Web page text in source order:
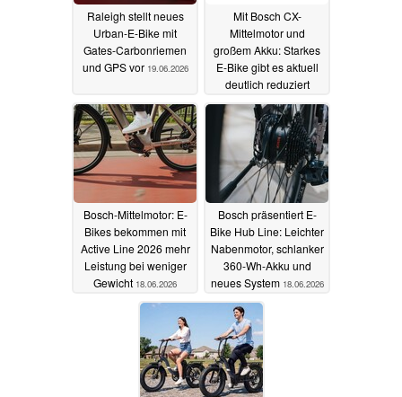
Raleigh stellt neues
Urban-E-Bike mit
Gates-Carbonriemen
und GPS vor 19.06.2026
Mit Bosch CX-
Mittelmotor und
großem Akku: Starkes
E-Bike gibt es aktuell
deutlich reduziert
19.06.2026
Bosch-Mittelmotor: E-
Bikes bekommen mit
Active Line 2026 mehr
Leistung bei weniger
Gewicht 18.06.2026
Bosch präsentiert E-
Bike Hub Line: Leichter
Nabenmotor, schlanker
360-Wh-Akku und
neues System 18.06.2026